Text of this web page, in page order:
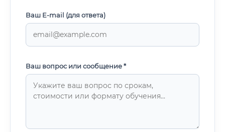
Ваш E-mail (для ответа)
Ваш вопрос или сообщение *